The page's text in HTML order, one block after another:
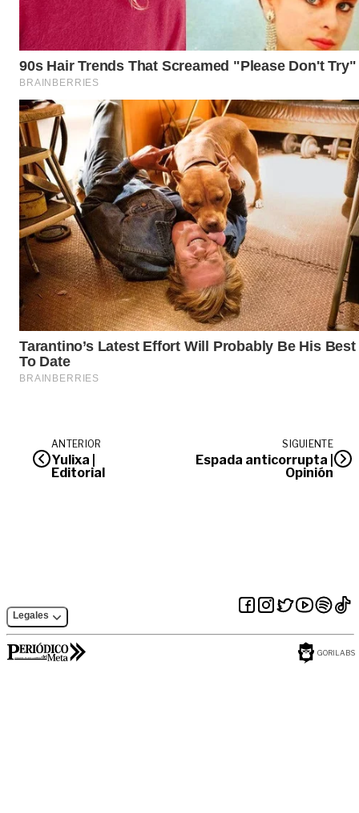
ANTERIOR
Yulixa |
Editorial
SIGUIENTE
Espada anticorrupta |
Opinión
Legales
GORILABS